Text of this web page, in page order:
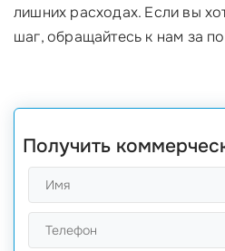
лишних расходах. Если вы
шаг, обращайтесь к нам за
Получить